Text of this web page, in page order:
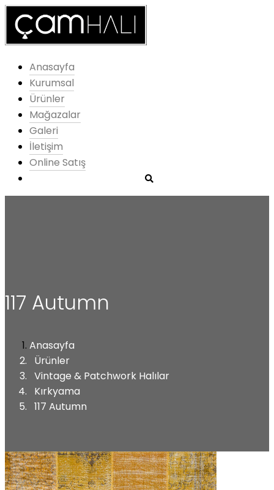
Anasayfa
Kurumsal
Ürünler
Mağazalar
Galeri
İletişim
Online Satış
117 Autumn
Anasayfa
Ürünler
Vintage & Patchwork Halılar
Kırkyama
117 Autumn